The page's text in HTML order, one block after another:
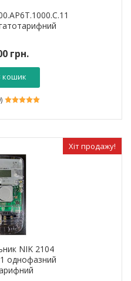
грн.
кошик
Хіт продажу!
NIK 2104
однофазний